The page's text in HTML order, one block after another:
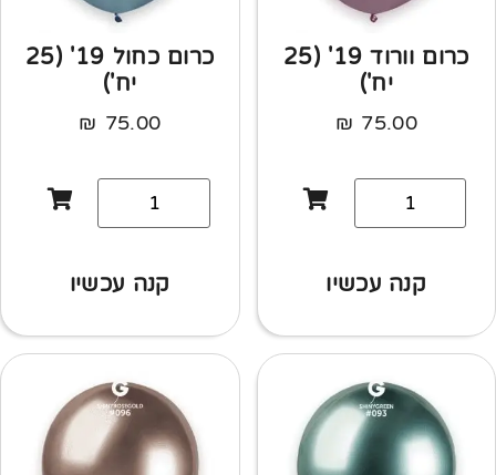
כרום וורוד 19' (25
יח')
75.00
₪
קנה עכשיו
כרום כחול 19' (25
יח')
75.00
₪
קנה עכשיו